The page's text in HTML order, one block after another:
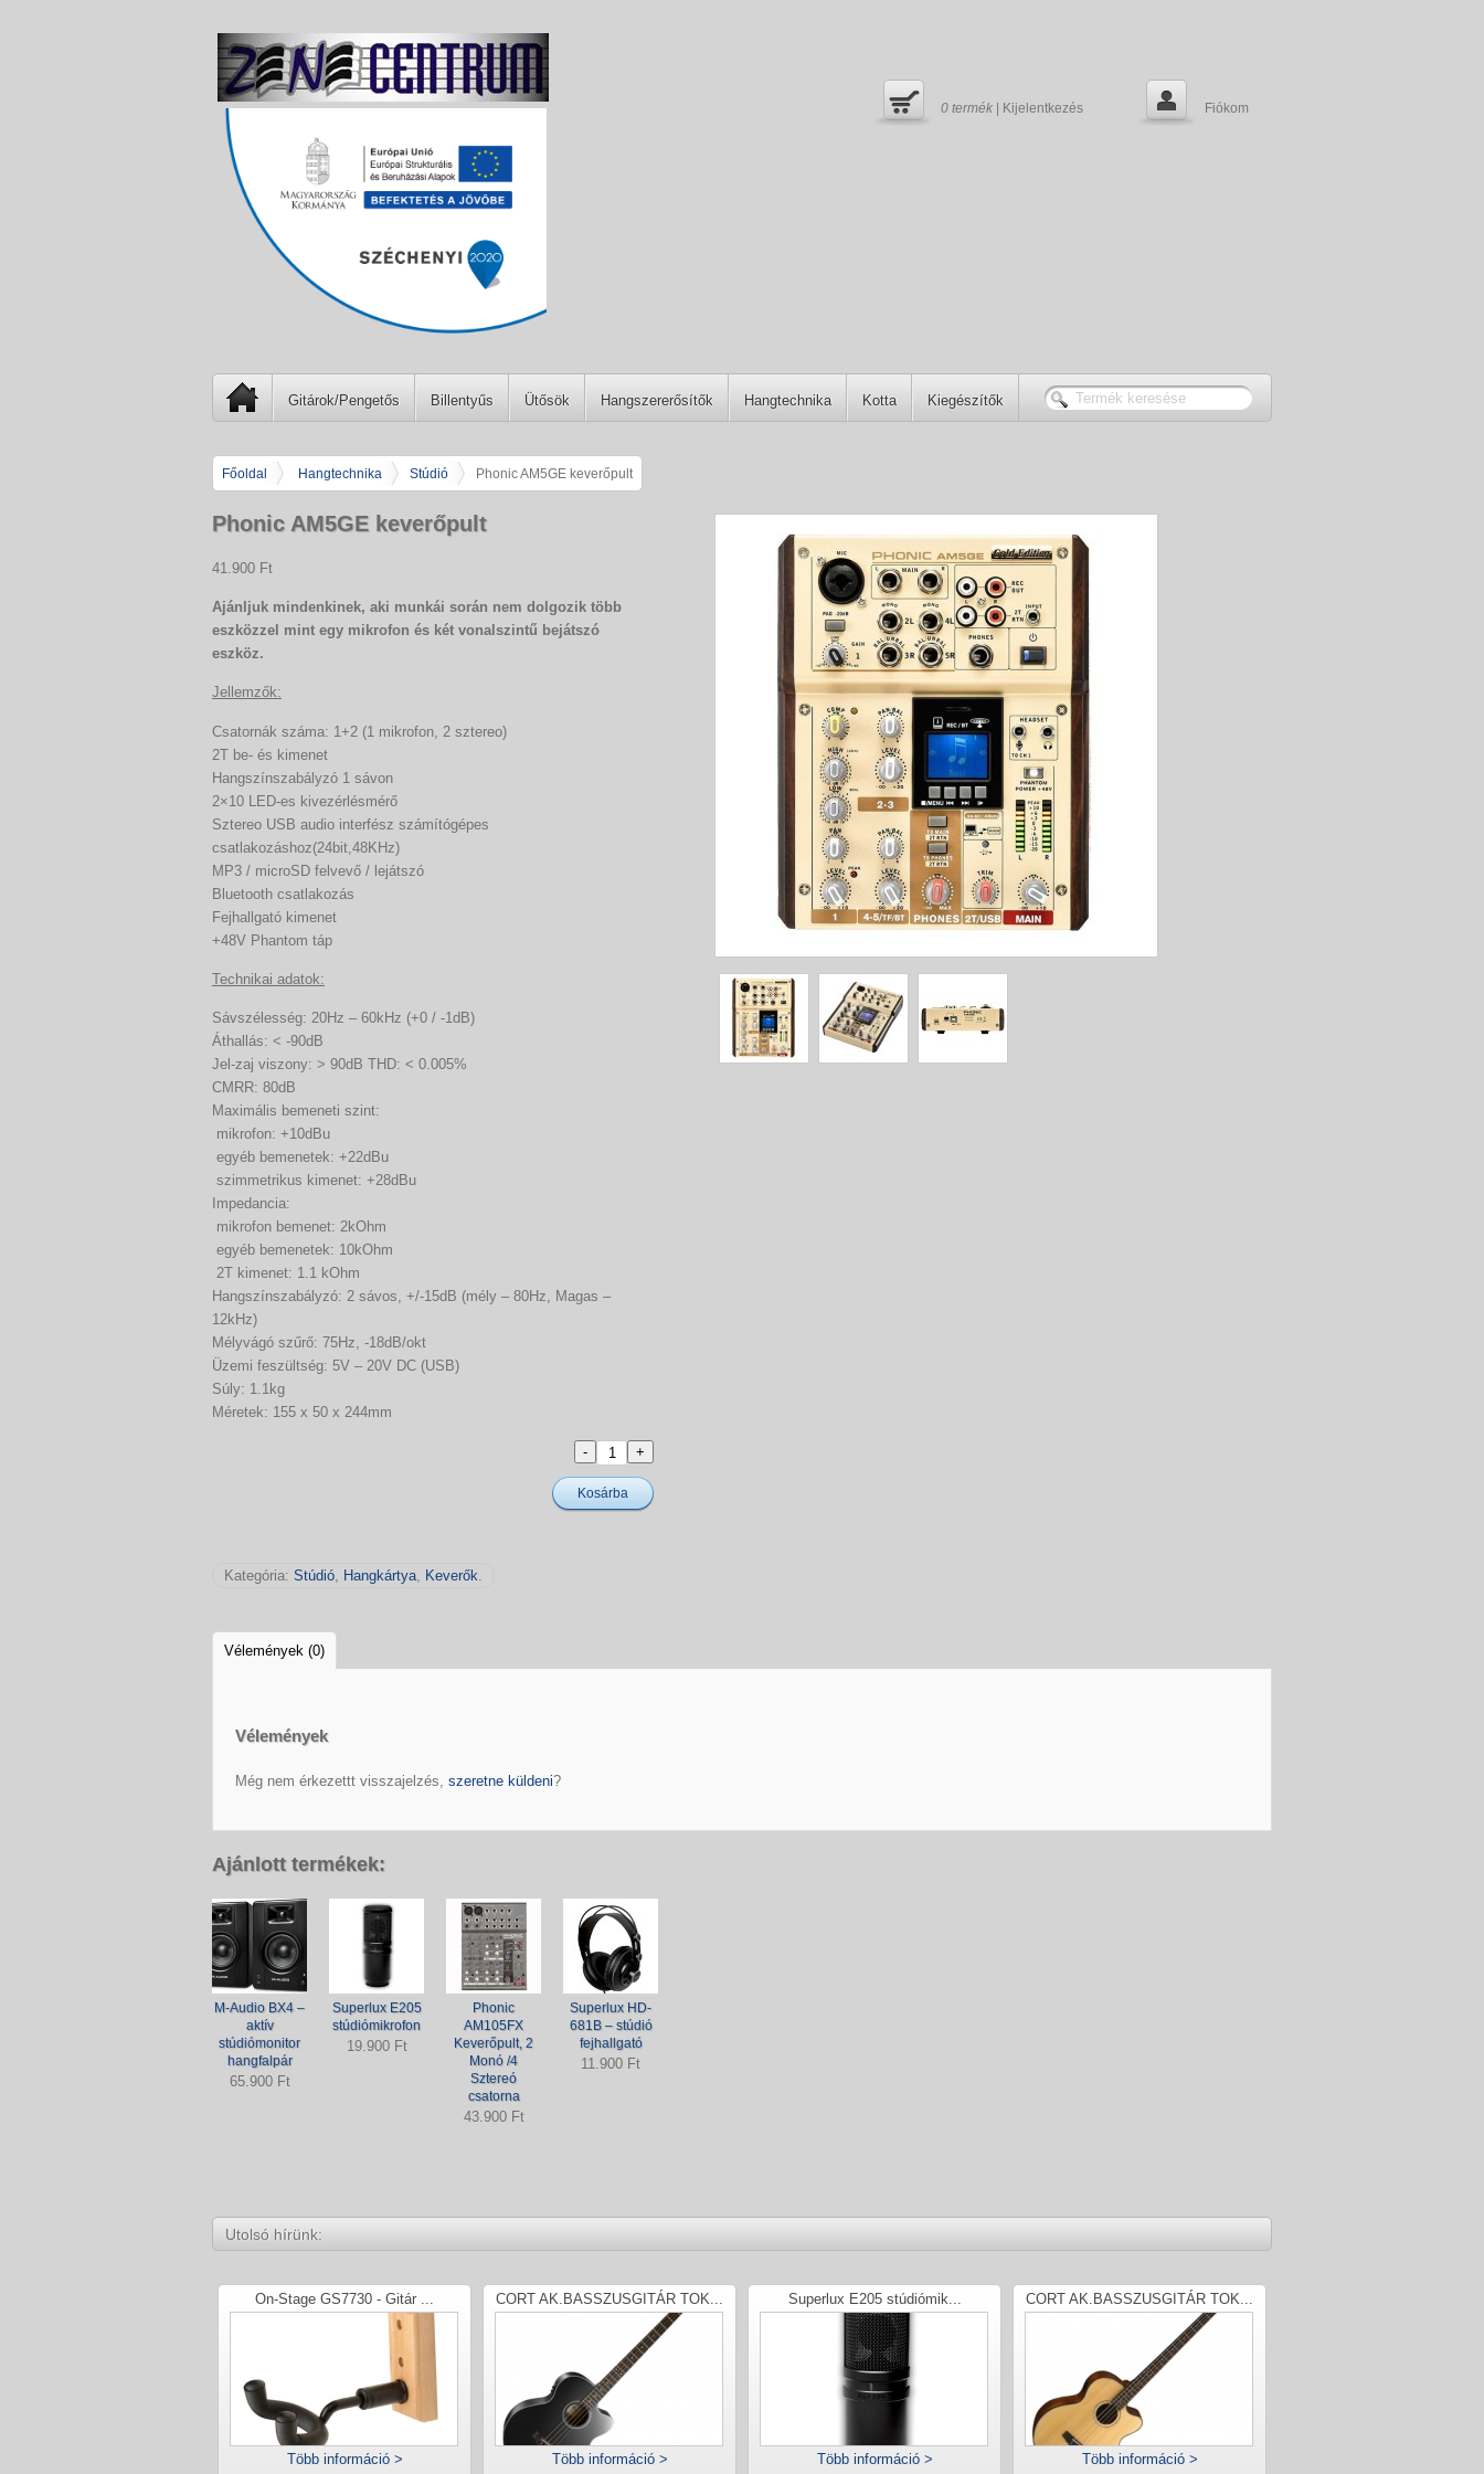
0 termék | Kijelentkezés Fiókom
Gitárok/Pengetős Billentyűs Ütősök Hangszererősítők Hangtechnika Kotta Kiegészítők
Főoldal Hangtechnika Stúdió Phonic AM5GE keverőpult
Phonic AM5GE keverőpult
41.900 Ft
Ajánljuk mindenkinek, aki munkái során nem dolgozik több
eszközzel mint egy mikrofon és két vonalszintű bejátszó
eszköz.
Jellemzők:
Csatornák száma: 1+2 (1 mikrofon, 2 sztereo)
2T be- és kimenet
Hangszínszabályzó 1 sávon
2×10 LED-es kivezérlésmérő
Sztereo USB audio interfész számítógépes
csatlakozáshoz(24bit,48KHz)
MP3 / microSD felvevő / lejátszó
Bluetooth csatlakozás
Fejhallgató kimenet
+48V Phantom táp
Technikai adatok:
Sávszélesség: 20Hz – 60kHz (+0 / -1dB)
Áthallás: < -90dB
Jel-zaj viszony: > 90dB THD: < 0.005%
CMRR: 80dB
Maximális bemeneti szint:
mikrofon: +10dBu
egyéb bemenetek: +22dBu
szimmetrikus kimenet: +28dBu
Impedancia:
mikrofon bemenet: 2kOhm
egyéb bemenetek: 10kOhm
2T kimenet: 1.1 kOhm
Hangszínszabályzó: 2 sávos, +/-15dB (mély – 80Hz, Magas –
12kHz)
Mélyvágó szűrő: 75Hz, -18dB/okt
Üzemi feszültség: 5V – 20V DC (USB)
Súly: 1.1kg
Méretek: 155 x 50 x 244mm
Kosárba
Kategória: Stúdió Hangkártya Keverők
Vélemények (0)
Vélemények
Még nem érkezettt visszajelzés, szeretne küldeni?
Ajánlott termékek:
M-Audio BX4 –
aktív
stúdiómonitor
hangfalpár
65.900 Ft
Superlux E205
stúdiómikrofon
19.900 Ft
Phonic
AM105FX
Keverőpult, 2
Monó /4
Sztereó
csatorna
43.900 Ft
Superlux HD-
681B – stúdió
fejhallgató
11.900 Ft
Utolsó hírünk:
On-Stage GS7730 - Gitár ...
Több információ >
CORT AK.BASSZUSGITÁR TOK...
Több információ >
Superlux E205 stúdiómik...
Több információ >
CORT AK.BASSZUSGITÁR TOK...
Több információ >